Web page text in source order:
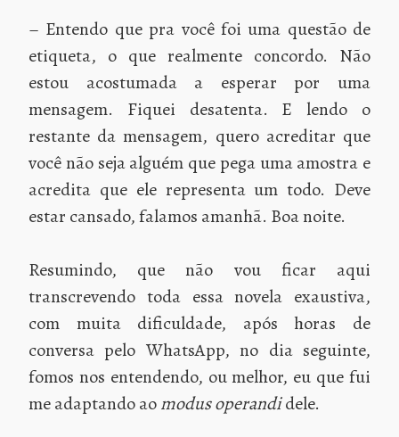
– Entendo que pra você foi uma questão de
etiqueta, o que realmente concordo. Não
estou acostumada a esperar por uma
mensagem. Fiquei desatenta. E lendo o
restante da mensagem, quero acreditar que
você não seja alguém que pega uma amostra e
acredita que ele representa um todo. Deve
estar cansado, falamos amanhã. Boa noite.
Resumindo, que não vou ficar aqui
transcrevendo toda essa novela exaustiva,
com muita dificuldade, após horas de
conversa pelo WhatsApp, no dia seguinte,
fomos nos entendendo, ou melhor, eu que fui
me adaptando aomodus operandidele.